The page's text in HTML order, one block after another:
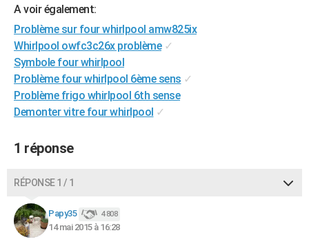
Guides de France
Escapades
Patrimoine
Expositions
Musées
Week-end nature
+LIFESTYLE
Art de vivre
Bien-être
Loisirs
Mode
Modes de vie
SANTE
Alimentation
Guide de la santé
Maladies
Médicaments
Sommeil
VOYAGE
Destinations
City break
Voyage nature
Voyage de noces
Forum
Climat
+PHOTO
BONS PLANS
CARTE DE VOEUX
Carte de Noël
Carte Bonne année
Carte Saint-Valentin
Carte Pâques
Carte d'anniversaire
DICTIONNAIRE
Dictionnaire
Biographies
Citations
Expressions
Proverbes
A voir également:
Problème sur four whirlpool amw825ix
Whirlpool owfc3c26x problème ✓
Symbole four whirlpool
Problème four whirlpool 6ème sens ✓
Problème frigo whirlpool 6th sense
Demonter vitre four whirlpool ✓
1 réponse
RÉPONSE 1 / 1
Papy35 4 808
14 mai 2015 à 16:28